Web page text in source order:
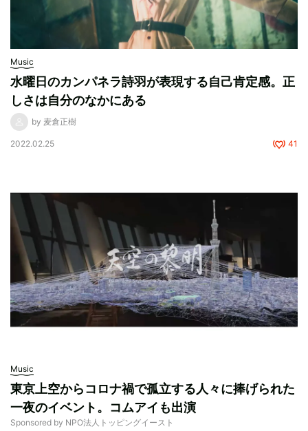
Music
水曜日のカンパネラ詩羽が表現する自己肯定感。正
しさは自分のなかにある
by 麦倉正樹
2022.02.25 41
Music
東京上空からコロナ禍で孤立する人々に捧げられた
一夜のイベント。コムアイも出演
Sponsored by NPO法人トッピングイースト